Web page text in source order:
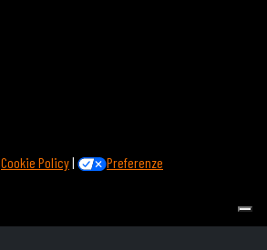
Cookie Policy| Preferenze